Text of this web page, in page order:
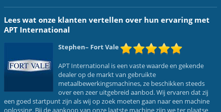
Lees wat onze klanten vertellen over hun ervaring met
APT International
Stephen– Fort Vale
APT International is een vaste waarde en gekende
dealer op de markt van gebruikte
metaalbewerkingsmachines, ze beschikken steeds
over een zeer uitgebreid aanbod. Wij ervaren dat zij
een goed startpunt zijn als wij op zoek moeten gaan naar een machine
oplossing. Bij de aankoop van onze laatste machine zijn we ter plaatse